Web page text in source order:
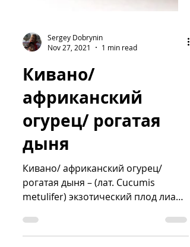
Sergey Dobrynin
Nov 27, 2021
Кивано/
африканский